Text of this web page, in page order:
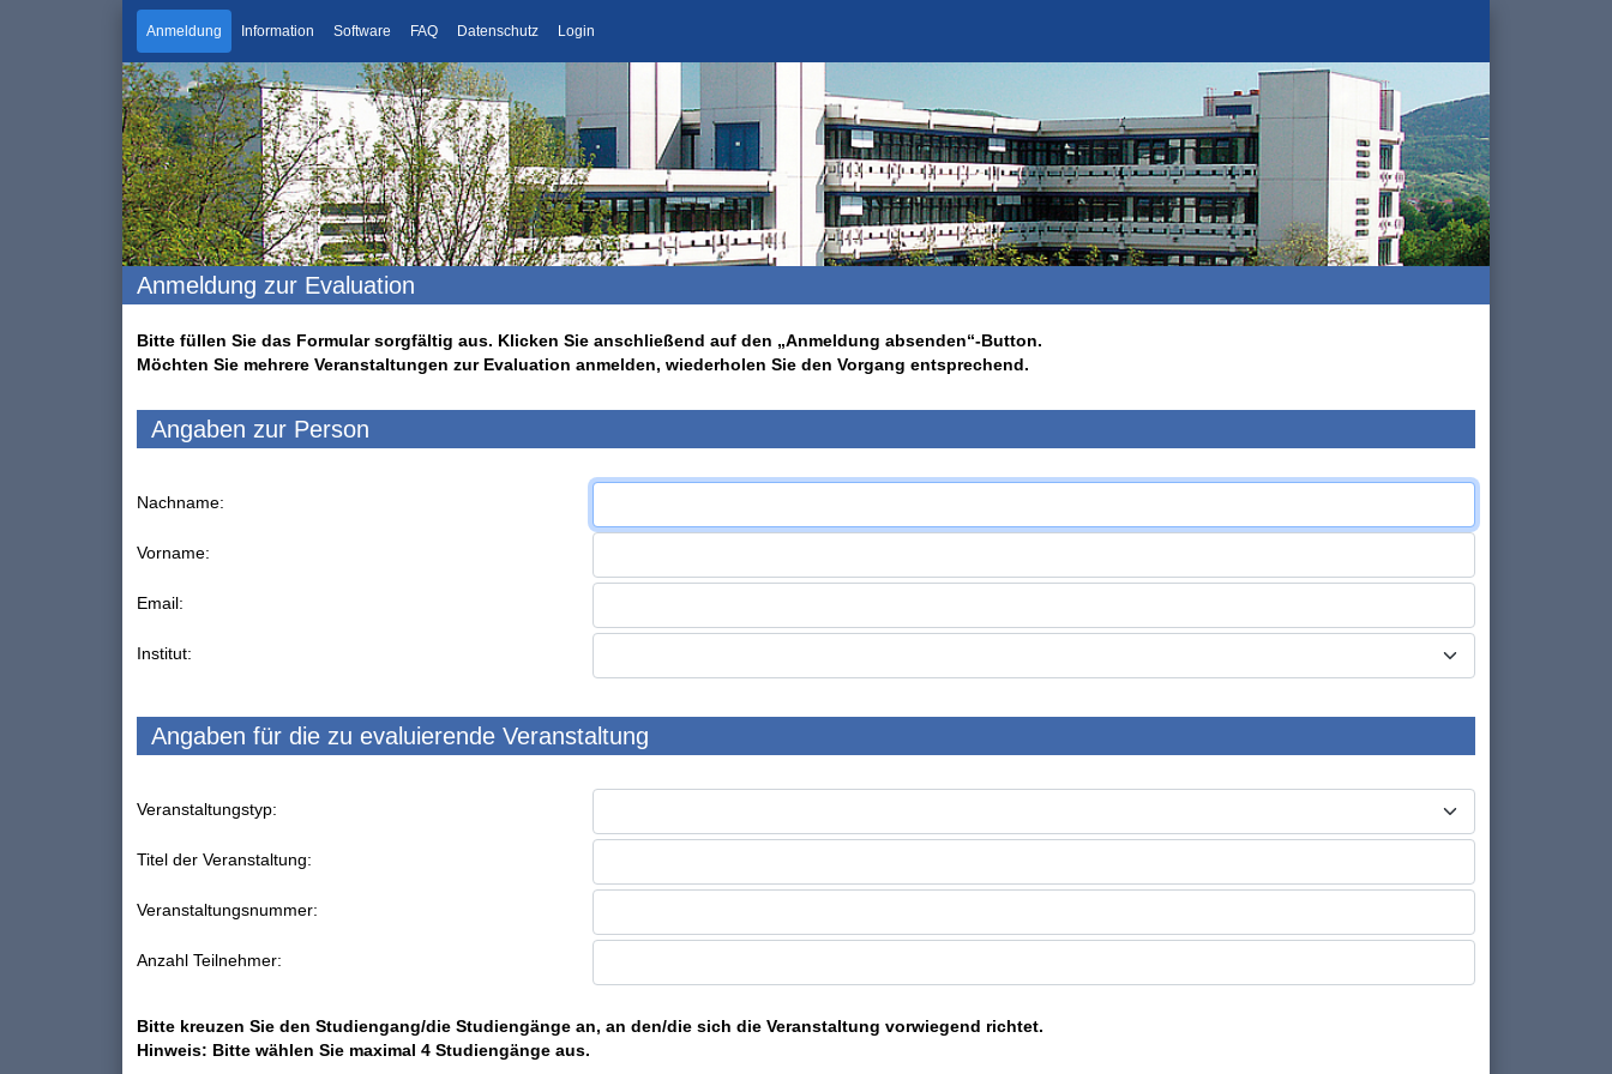
Anmeldung Information Software FAQ Datenschutz Login
Anmeldung zur Evaluation
Bitte füllen Sie das Formular sorgfältig aus. Klicken Sie anschließend auf den „Anmeldung absenden“-Button.
Möchten Sie mehrere Veranstaltungen zur Evaluation anmelden, wiederholen Sie den Vorgang entsprechend.
Angaben zur Person
Nachname:
Vorname:
Email:
Institut:
Angaben für die zu evaluierende Veranstaltung
Veranstaltungstyp:
Titel der Veranstaltung:
Veranstaltungsnummer:
Anzahl Teilnehmer:
Bitte kreuzen Sie den Studiengang/die Studiengänge an, an den/die sich die Veranstaltung vorwiegend richtet.
Hinweis: Bitte wählen Sie maximal 4 Studiengänge aus.